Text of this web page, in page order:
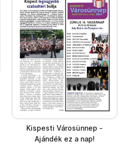
Kispesti Városünnep -
Ajándék ez a nap!